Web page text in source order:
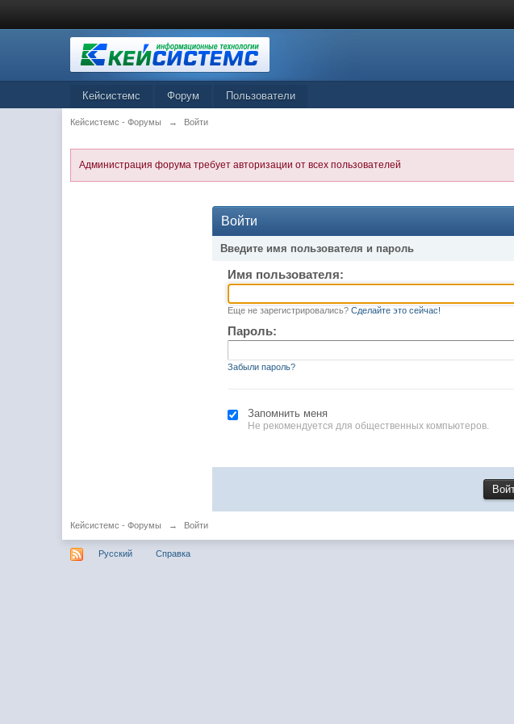
Кейсистемс Форум Пользователи
Кейсистемс - Форумы → Войти
Администрация форума требует авторизации от всех пользователей
Войти
Введите имя пользователя и пароль
Имя пользователя:
Еще не зарегистрировались? Сделайте это сейчас!
Пароль:
Забыли пароль?
Запомнить меня
Не рекомендуется для общественных компьютеров.
Кейсистемс - Форумы → Войти
Русский Справка